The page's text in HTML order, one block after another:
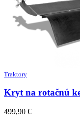
Traktory
Kryt na rotačnú
499,90 €